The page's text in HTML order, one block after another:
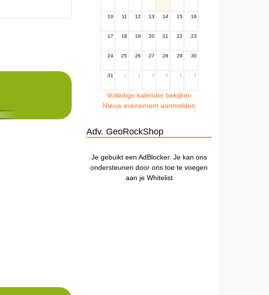
10 11 12 13 14 15 16
17 18 19 20 21 22 23
24 25 26 27 28 29 30
31 1 2 3 4 5 6
Volledige kalender bekijken
Nieuw evenement aanmelden
Adv. GeoRockShop
Je gebuikt een AdBlocker. Je kan ons
ondersteunen door ons toe te voegen
aan je Whitelist